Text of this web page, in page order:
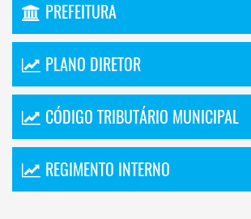
PREFEITURA
PLANO DIRETOR
CÓDIGO TRIBUTÁRIO MUNICIPAL
REGIMENTO INTERNO